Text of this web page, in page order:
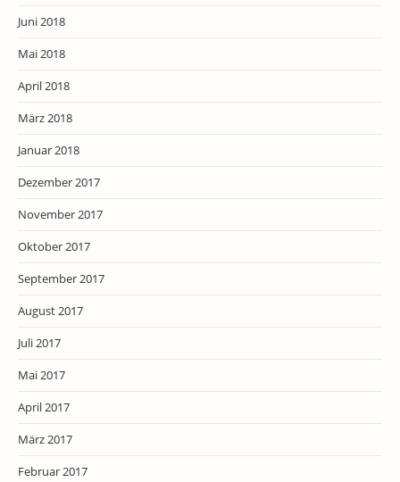
Juni 2018
Mai 2018
April 2018
März 2018
Januar 2018
Dezember 2017
November 2017
Oktober 2017
September 2017
August 2017
Juli 2017
Mai 2017
April 2017
März 2017
Februar 2017